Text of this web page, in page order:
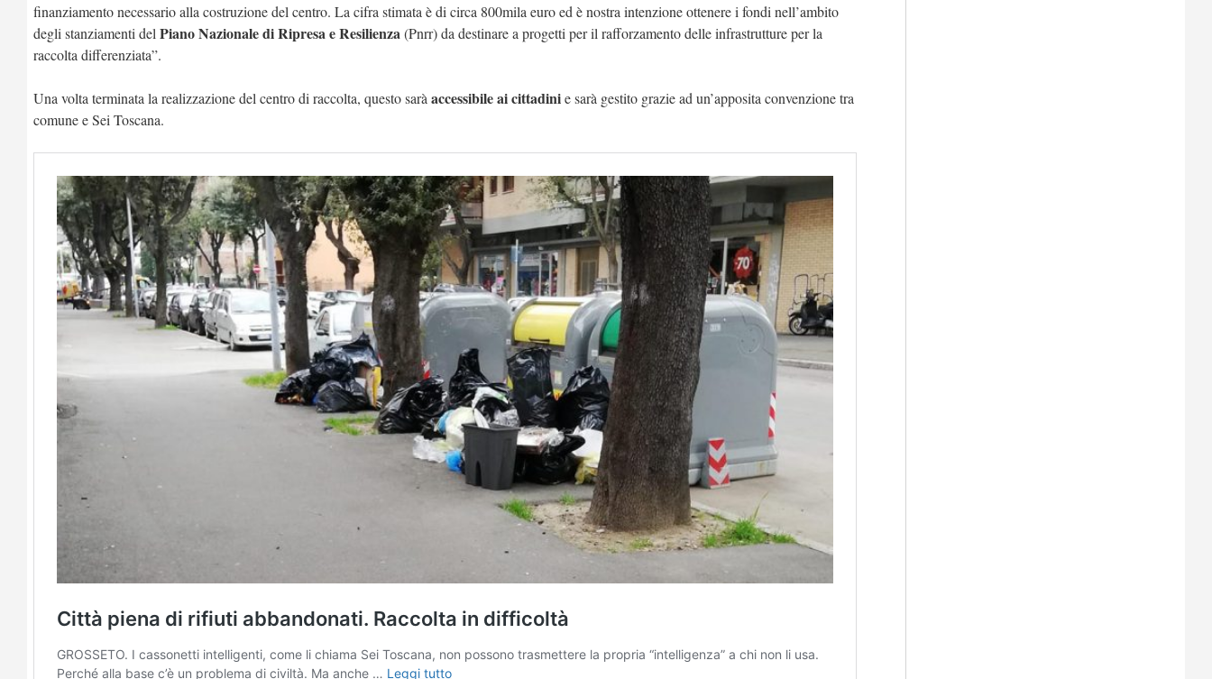
finanziamento necessario alla costruzione del centro. La cifra stimata è di circa 800mila euro ed è nostra intenzione ottenere i fondi nell’ambito
degli stanziamenti del Piano Nazionale di Ripresa e Resilienza(Pnrr) da destinare a progetti per il rafforzamento delle infrastrutture per la
raccolta differenziata”.
Una volta terminata la realizzazione del centro di raccolta, questo sarà accessibile ai cittadinie sarà gestito grazie ad un’apposita convenzione tra
comune e Sei Toscana.